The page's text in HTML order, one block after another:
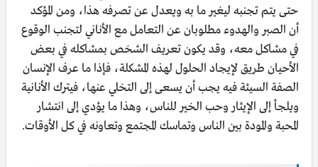
حتى يتم تجنبه ليغير ما به ويعدل عن تصرفه هذا، ومن المؤكد
أن الصبر والهدوء مطلوبان عن التعامل مع الأناني لتجنب الوقوع
في مشاكل معه، وقد يكون تعريف الشخص بمشاكله في بعض
الأحيان طريق لإيجاد الحلول لهذه المشكلة، فإذا ما عرف الإنسان
الصفة السيئة فيه يجب أن يسعى إلى التخلي عنها، فيترك الأنانية
ويلجأ إلى الإيثار وحب الخير للناس، وهذا ما يؤدي إلى انتشار
المحبة والمودة بين الناس وتماسك المجتمع وتعاونه في كل الأوقات.